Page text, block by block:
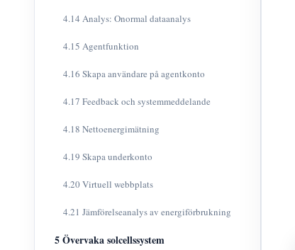
4.14 Analys: Onormal dataanalys
4.15 Agentfunktion
4.16 Skapa användare på agentkonto
4.17 Feedback och systemmeddelande
4.18 Nettoenergimätning
4.19 Skapa underkonto
4.20 Virtuell webbplats
4.21 Jämförelseanalys av energiförbrukning
5 Övervaka solcellssystem